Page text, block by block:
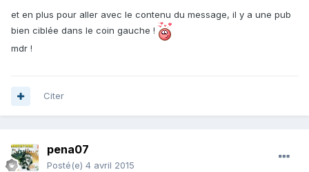
et en plus pour aller avec le contenu du message, il y a une pub
bien ciblée dans le coin gauche !
mdr !
Citer
pena07
Posté(e) 4 avril 2015